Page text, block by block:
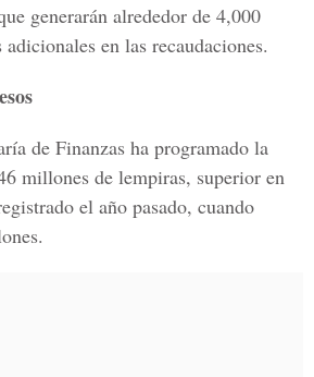
generarán alrededor de 4,000
en las recaudaciones.
de Finanzas ha programado la
millones de lempiras, superior en
el año pasado, cuando